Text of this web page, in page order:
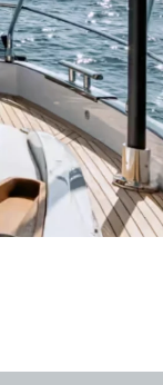
Astondoa